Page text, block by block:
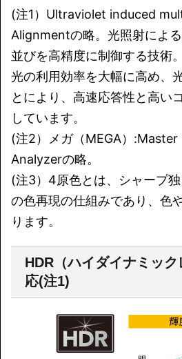
(注1）Ultraviolet induced
Alignmentの略。光照射によ
並びを高精度に制御する技術
光の利用効率を大幅に高め、
とにより、高速応答性と高い
しています。
(注2）メガ（MEGA）:Master
Analyzerの略。
(注3）4原色とは、シャープ
の色再現の仕組みであり、色
ります。
HDR（ハイダイナミッ
応(注1)